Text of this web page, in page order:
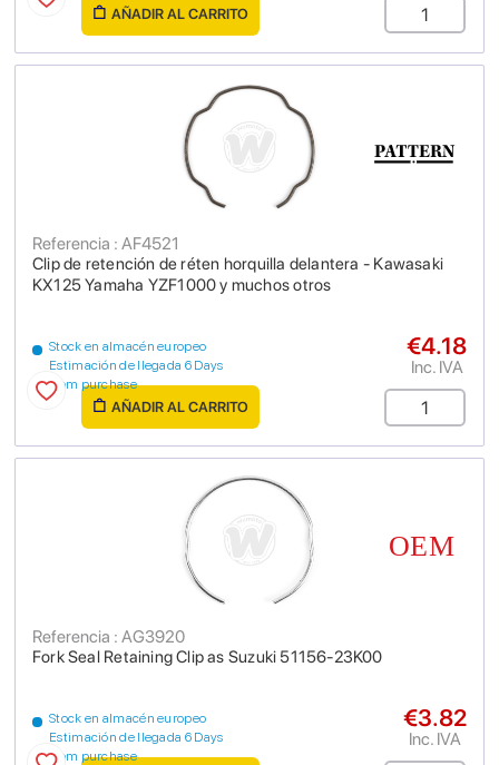
AÑADIR AL CARRITO
Clip de retención de réten horquilla delantera - Kawasaki
KX125 Yamaha YZF1000 y muchos otros
Referencia : AF4521
Stock en almacén europeo
Estimación de llegada 6 Days
from purchase
€4.18
Inc. IVA
AÑADIR AL CARRITO
Fork Seal Retaining Clip as Suzuki 51156-23K00
Referencia : AG3920
Stock en almacén europeo
Estimación de llegada 6 Days
from purchase
€3.82
Inc. IVA